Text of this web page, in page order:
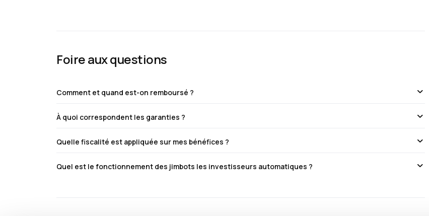
Foire aux questions
Comment et quand est-on remboursé ?
À quoi correspondent les garanties ?
Quelle fiscalité est appliquée sur mes bénéfices ?
Quel est le fonctionnement des jimbots les investisseurs automatiques ?